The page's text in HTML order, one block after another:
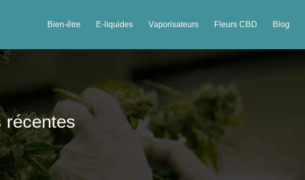
Bien-être E-liquides Vaporisateurs Fleurs CBD Blog
récentes